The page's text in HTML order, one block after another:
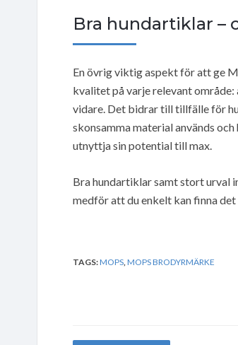
Bra hundartiklar –
En övrig viktig aspekt för att ge
kvalitet på varje relevant
vidare. Det bidrar till tillfälle för
skonsamma material används
utnyttja sin potential till max.
Bra hundartiklar samt stort urval
medför att du enkelt kan finna
TAGS:MOPS MOPS BRODYRMÄRKE